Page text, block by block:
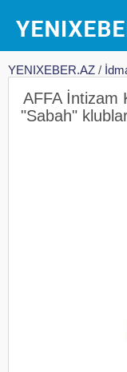
YENIXEBER.AZ /
AFFA İntizam
"Sabah"